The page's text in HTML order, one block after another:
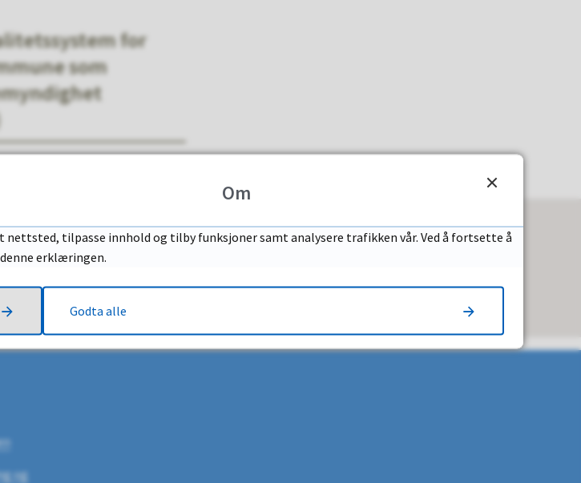
for
som
du lette etter?
Nei
og
Om
tilpasse innhold og tilby funksjoner samt analysere trafikken vår. Ved å fortsette å
erklæringen.
Godta alle